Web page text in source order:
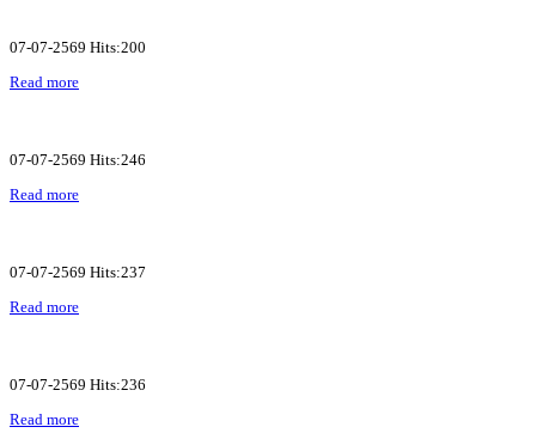
07-07-2569 Hits:200
Read more
07-07-2569 Hits:246
Read more
07-07-2569 Hits:237
Read more
07-07-2569 Hits:236
Read more